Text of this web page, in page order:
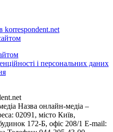
korrespondent.net
і персональних даних
Назва онлайн-медіа –
02091, місто Київ,
172-Б, офіс 208/1 E-mail: